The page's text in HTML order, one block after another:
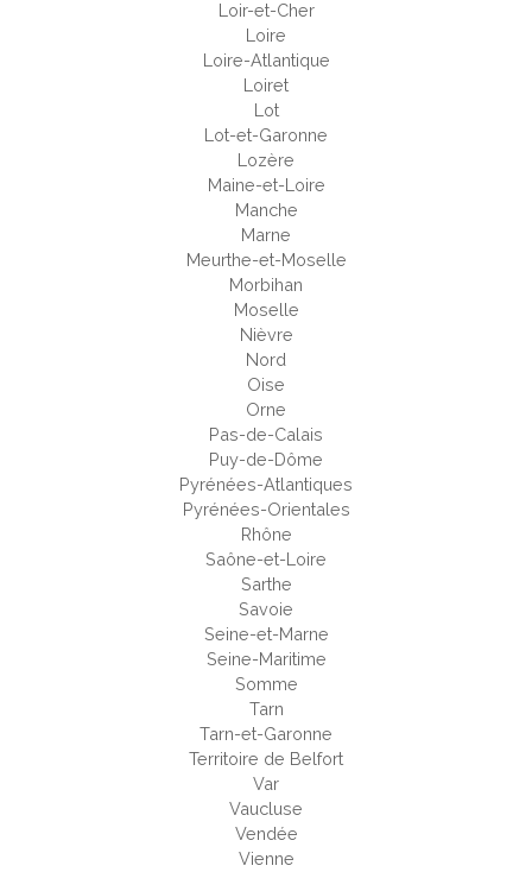
Loir-et-Cher
Loire
Loire-Atlantique
Loiret
Lot
Lot-et-Garonne
Lozère
Maine-et-Loire
Manche
Marne
Meurthe-et-Moselle
Morbihan
Moselle
Nièvre
Nord
Oise
Orne
Pas-de-Calais
Puy-de-Dôme
Pyrénées-Atlantiques
Pyrénées-Orientales
Rhône
Saône-et-Loire
Sarthe
Savoie
Seine-et-Marne
Seine-Maritime
Somme
Tarn
Tarn-et-Garonne
Territoire de Belfort
Var
Vaucluse
Vendée
Vienne